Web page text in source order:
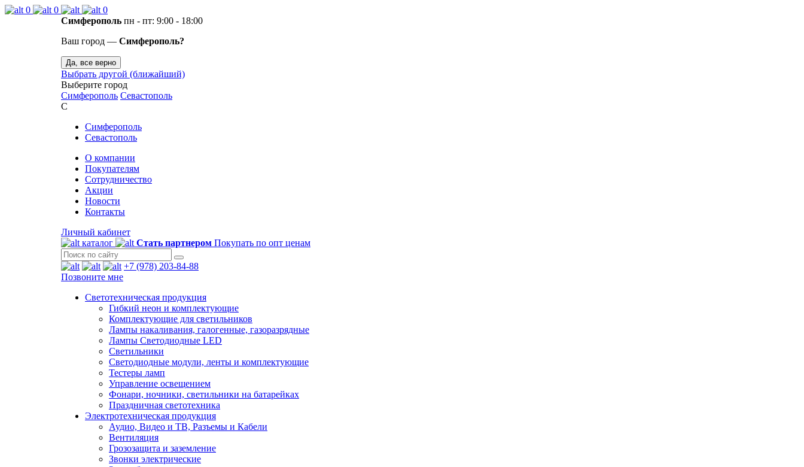
0 0
0
Симферополь пн - пт: 9:00 - 18:00
Ваш город — Симферополь?
Да, все верно
Выбрать другой (ближайший)
Выберите город
Симферополь Севастополь
С
Симферополь
Севастополь
О компании
Покупателям
Сотрудничество
Акции
Новости
Контакты
Личный кабинет
каталог
Стать партнером Покупать по опт ценам
+7 (978) 203-84-88
Позвоните мне
Светотехническая продукция
Гибкий неон и комплектующие
Комплектующие для светильников
Лампы накаливания, галогенные, газоразрядные
Лампы Светодиодные LED
Светильники
Светодиодные модули, ленты и комплектующие
Тестеры ламп
Управление освещением
Фонари, ночники, светильники на батарейках
Праздничная светотехника
Электротехническая продукция
Аудио, Видео и ТВ, Разъемы и Кабели
Вентиляция
Грозозащита и заземление
Звонки электрические